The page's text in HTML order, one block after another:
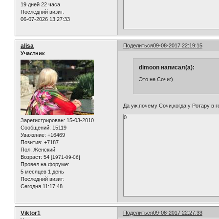
19 дней 22 часа
Последний визит:
06-07-2026 13:27:33
Поделиться09-08-2017 22:19:15
alisa
Участник
Зарегистрирован: 15-03-2010
Сообщений: 15119
Уважение: +16469
Позитив: +7187
Пол: Женский
Возраст: 54 [1971-09-06]
Провел на форуме:
5 месяцев 1 день
Последний визит:
Сегодня 11:17:48
dimoon написал(а):
Это не Сочи:)
Да уж,почему Сочи,когда у Ротару в
0
Поделиться09-08-2017 22:27:33
Viktor1